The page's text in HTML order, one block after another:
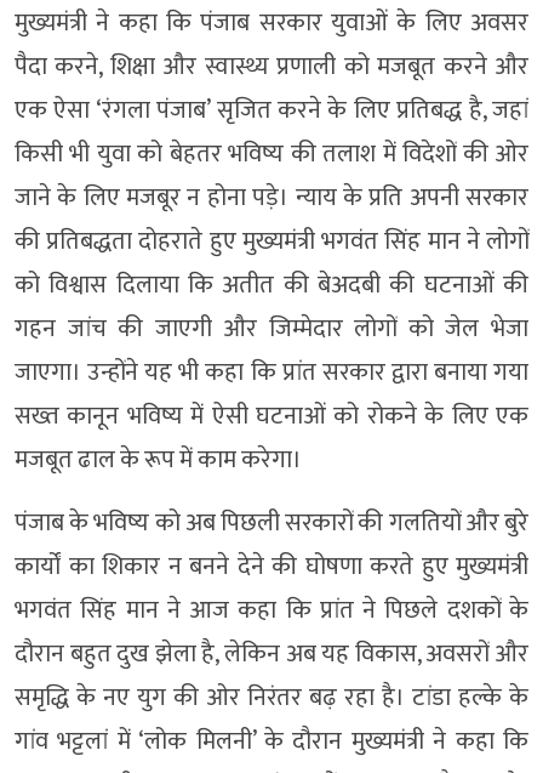
मुख्यमंत्री ने कहा कि पंजाब सरकार युवाओं के लिए अवसर
पैदा करने, शिक्षा और स्वास्थ्य प्रणाली को मजबूत करने और
एक ऐसा ‘रंगला पंजाब’ सृजित करने के लिए प्रतिबद्ध है, जहां
किसी भी युवा को बेहतर भविष्य की तलाश में विदेशों की ओर
जाने के लिए मजबूर न होना पड़े। न्याय के प्रति अपनी सरकार
की प्रतिबद्धता दोहराते हुए मुख्यमंत्री भगवंत सिंह मान ने लोगों
को विश्वास दिलाया कि अतीत की बेअदबी की घटनाओं की
गहन जांच की जाएगी और जिम्मेदार लोगों को जेल भेजा
जाएगा। उन्होंने यह भी कहा कि प्रांत सरकार द्वारा बनाया गया
सख्त कानून भविष्य में ऐसी घटनाओं को रोकने के लिए एक
मजबूत ढाल के रूप में काम करेगा।
पंजाब के भविष्य को अब पिछली सरकारों की गलतियों और बुरे
कार्यों का शिकार न बनने देने की घोषणा करते हुए मुख्यमंत्री
भगवंत सिंह मान ने आज कहा कि प्रांत ने पिछले दशकों के
दौरान बहुत दुख झेला है, लेकिन अब यह विकास, अवसरों और
समृद्धि के नए युग की ओर निरंतर बढ़ रहा है। टांडा हल्के के
गांव भट्टलां में ‘लोक मिलनी’ के दौरान मुख्यमंत्री ने कहा कि